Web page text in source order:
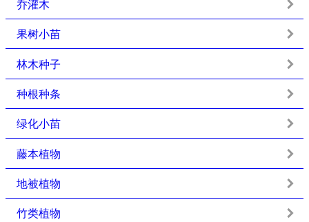
乔灌木
果树小苗
林木种子
种根种条
绿化小苗
藤本植物
地被植物
竹类植物